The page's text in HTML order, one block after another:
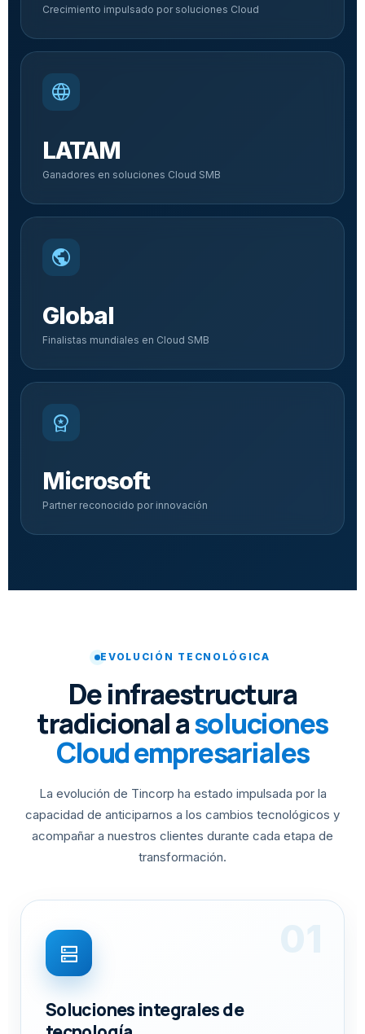
Crecimiento impulsado por soluciones Cloud
language
LATAM
Ganadores en soluciones Cloud SMB
public
Global
Finalistas mundiales en Cloud SMB
workspace_premium
Microsoft
Partner reconocido por innovación
EVOLUCIÓN TECNOLÓGICA
De infraestructura
tradicional asoluciones
Cloud empresariales
La evolución de Tincorp ha estado impulsada por la
capacidad de anticiparnos a los cambios tecnológicos y
acompañar a nuestros clientes durante cada etapa de
transformación.
dns
Soluciones integrales de